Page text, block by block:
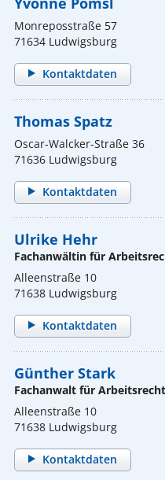
Monreposstraße 57
71634 Ludwigsburg
Kontaktdaten
Thomas Spatz
Oscar-Walcker-Straße 36
71636 Ludwigsburg
Kontaktdaten
Ulrike Hehr
Fachanwältin für
Alleenstraße 10
71638 Ludwigsburg
Kontaktdaten
Günther Stark
Fachanwalt für Arbeitsrecht
Alleenstraße 10
71638 Ludwigsburg
Kontaktdaten